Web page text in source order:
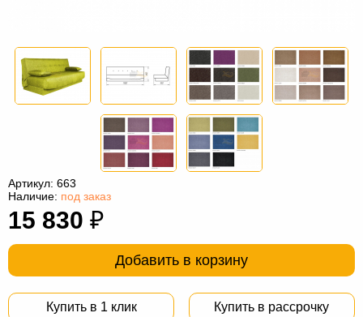
компьютер
для
ванной
Мебель
трансформер
Матрасы
Кресла-
ротанга
мебель
Косметологическое
оборудование
Артикул: 663
Наличие: под заказ
15 830 ₽
Добавить в корзину
Купить в 1 клик Купить в рассрочку